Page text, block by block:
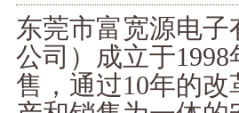
东莞市富宽源电
公司）成立于
售，通过10年的